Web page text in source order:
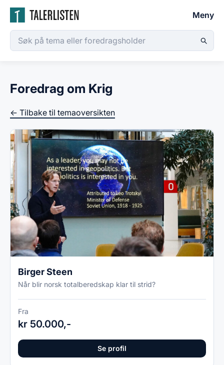
Meny
Foredrag om Krig
← Tilbake til temaoversikten
Birger Steen
Når blir norsk totalberedskap klar til strid?
Fra
kr 50.000,-
Se profil